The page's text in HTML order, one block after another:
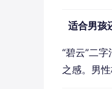
适合男孩
“碧云”二
之感。男